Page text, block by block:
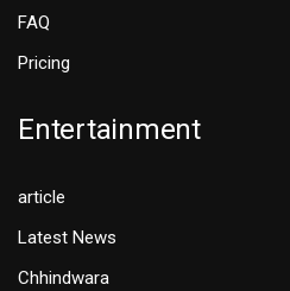
FAQ
Pricing
Entertainment
article
Latest News
Chhindwara